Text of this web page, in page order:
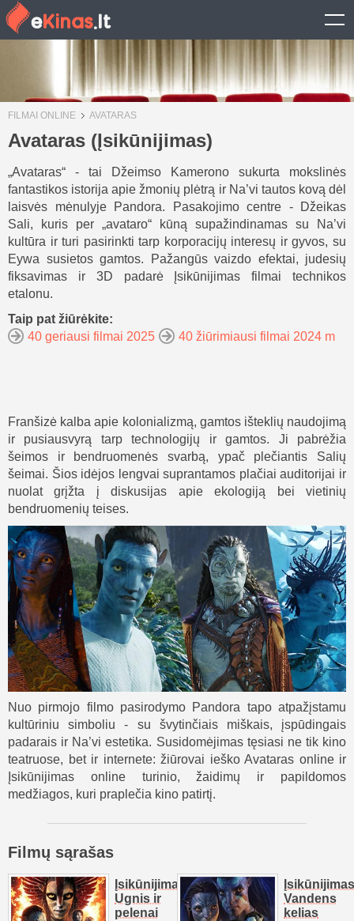
FILMAI ONLINE AVATARAS
Avataras (Įsikūnijimas)
„Avataras“ - tai Džeimso Kamerono sukurta mokslinės
fantastikos istorija apie žmonių plėtrą ir Na’vi tautos kovą dėl
laisvės mėnulyje Pandora. Pasakojimo centre - Džeikas
Sali, kuris per „avataro“ kūną supažindinamas su Na’vi
kultūra ir turi pasirinkti tarp korporacijų interesų ir gyvos, su
Eywa susietos gamtos. Pažangūs vaizdo efektai, judesių
fiksavimas ir 3D padarė Įsikūnijimas filmai technikos
etalonu.
Taip pat žiūrėkite:
40 geriausi filmai 2025
40 žiūrimiausi filmai 2024 m
Franšizė kalba apie kolonializmą, gamtos išteklių naudojimą
ir pusiausvyrą tarp technologijų ir gamtos. Ji pabrėžia
šeimos ir bendruomenės svarbą, ypač plečiantis Salių
šeimai. Šios idėjos lengvai suprantamos plačiai auditorijai ir
nuolat grįžta į diskusijas apie ekologiją bei vietinių
bendruomenių teises.
Nuo pirmojo filmo pasirodymo Pandora tapo atpažįstamu
kultūriniu simboliu - su švytinčiais miškais, įspūdingais
padarais ir Na’vi estetika. Susidomėjimas tęsiasi ne tik kino
teatruose, bet ir internete: žiūrovai ieško Avataras online ir
Įsikūnijimas online turinio, žaidimų ir papildomos
medžiagos, kuri praplečia kino patirtį.
Filmų sąrašas
Įsikūnijimas.
Ugnis ir
pelenai
Vandens
kelias